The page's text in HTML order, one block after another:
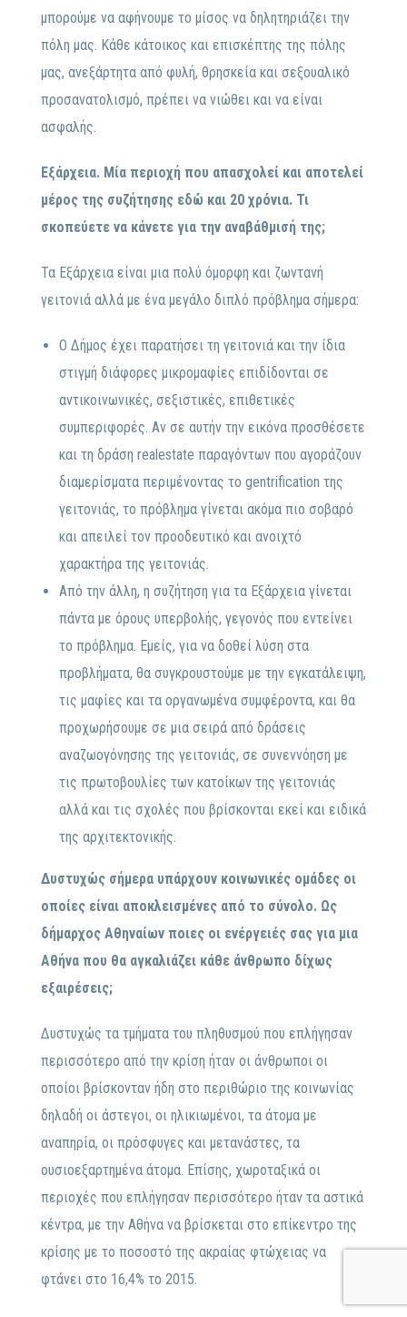
μπορούμε να αφήνουμε το μίσος να δηλητηριάζει την
πόλη μας. Κάθε κάτοικος και επισκέπτης της πόλης
μας, ανεξάρτητα από φυλή, θρησκεία και σεξουαλικό
προσανατολισμό, πρέπει να νιώθει και να είναι
ασφαλής.
Εξάρχεια. Μία περιοχή που απασχολεί και αποτελεί
μέρος της συζήτησης εδώ και 20 χρόνια. Τι
σκοπεύετε να κάνετε για την αναβάθμισή της;
Τα Εξάρχεια είναι μια πολύ όμορφη και ζωντανή
γειτονιά αλλά με ένα μεγάλο διπλό πρόβλημα σήμερα:
Ο Δήμος έχει παρατήσει τη γειτονιά και την ίδια
στιγμή διάφορες μικρομαφίες επιδίδονται σε
αντικοινωνικές, σεξιστικές, επιθετικές
συμπεριφορές. Αν σε αυτήν την εικόνα προσθέσετε
και τη δράση realestate παραγόντων που αγοράζουν
διαμερίσματα περιμένοντας το gentrification της
γειτονιάς, το πρόβλημα γίνεται ακόμα πιο σοβαρό
και απειλεί τον προοδευτικό και ανοιχτό
χαρακτήρα της γειτονιάς.
Από την άλλη, η συζήτηση για τα Εξάρχεια γίνεται
πάντα με όρους υπερβολής, γεγονός που εντείνει
το πρόβλημα. Εμείς, για να δοθεί λύση στα
προβλήματα, θα συγκρουστούμε με την εγκατάλειψη,
τις μαφίες και τα οργανωμένα συμφέροντα, και θα
προχωρήσουμε σε μια σειρά από δράσεις
αναζωογόνησης της γειτονιάς, σε συνεννόηση με
τις πρωτοβουλίες των κατοίκων της γειτονιάς
αλλά και τις σχολές που βρίσκονται εκεί και ειδικά
της αρχιτεκτονικής.
Δυστυχώς σήμερα υπάρχουν κοινωνικές ομάδες οι
οποίες είναι αποκλεισμένες από το σύνολο. Ως
δήμαρχος Αθηναίων ποιες οι ενέργειές σας για μια
Αθήνα που θα αγκαλιάζει κάθε άνθρωπο δίχως
εξαιρέσεις;
Δυστυχώς τα τμήματα του πληθυσμού που επλήγησαν
περισσότερο από την κρίση ήταν οι άνθρωποι οι
οποίοι βρίσκονταν ήδη στο περιθώριο της κοινωνίας
δηλαδή οι άστεγοι, οι ηλικιωμένοι, τα άτομα με
αναπηρία, οι πρόσφυγες και μετανάστες, τα
ουσιοεξαρτημένα άτομα. Επίσης, χωροταξικά οι
περιοχές που επλήγησαν περισσότερο ήταν τα αστικά
κέντρα, με την Αθήνα να βρίσκεται στο επίκεντρο της
κρίσης με το ποσοστό της ακραίας φτώχειας να
φτάνει στο 16,4% το 2015.